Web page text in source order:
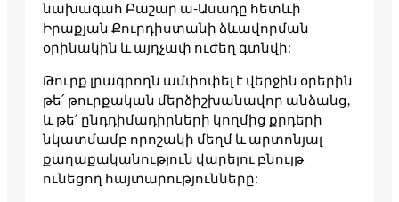
նախագահ Բաշար ա-Ասադը հետևի
Իրաքյան Քուրդիստանի ձևավորման
օրինակին և այդչափ ուժեղ գտնվի:
Թուրք լրագրողն ամփոփել է վերջին օրերին
թե՛ թուրքական մերձիշխանավոր անձանց,
և թե՛ ընդդիմադիրների կողմից քրդերի
նկատմամբ որոշակի մեղմ և արտոնյալ
քաղաքականություն վարելու բնույթ
ունեցող հայտարությունները: